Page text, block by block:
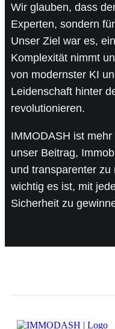
Wir glauben, dass
Experten, sondern
Unser Ziel war es,
Komplexität nimmt
von modernster KI
Leidenschaft hinter
revolutionieren.
IMMODASH ist
unser Beitrag,
und transparenter
wichtig es ist, mit
Sicherheit zu